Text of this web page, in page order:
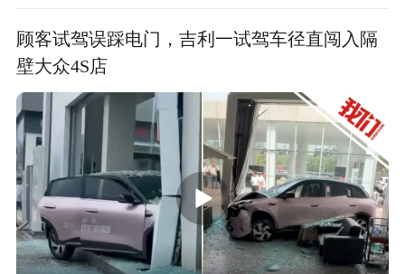
顾客试驾误踩电门，吉利一试驾车径直闯入隔
壁大众4S店